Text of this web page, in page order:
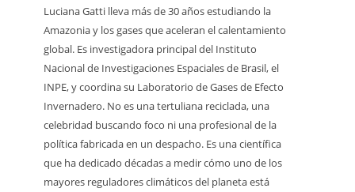
Luciana Gatti lleva más de 30 años estudiando la
Amazonia y los gases que aceleran el calentamiento
global. Es investigadora principal del Instituto
Nacional de Investigaciones Espaciales de Brasil, el
INPE, y coordina su Laboratorio de Gases de Efecto
Invernadero. No es una tertuliana reciclada, una
celebridad buscando foco ni una profesional de la
política fabricada en un despacho. Es una científica
que ha dedicado décadas a medir cómo uno de los
mayores reguladores climáticos del planeta está